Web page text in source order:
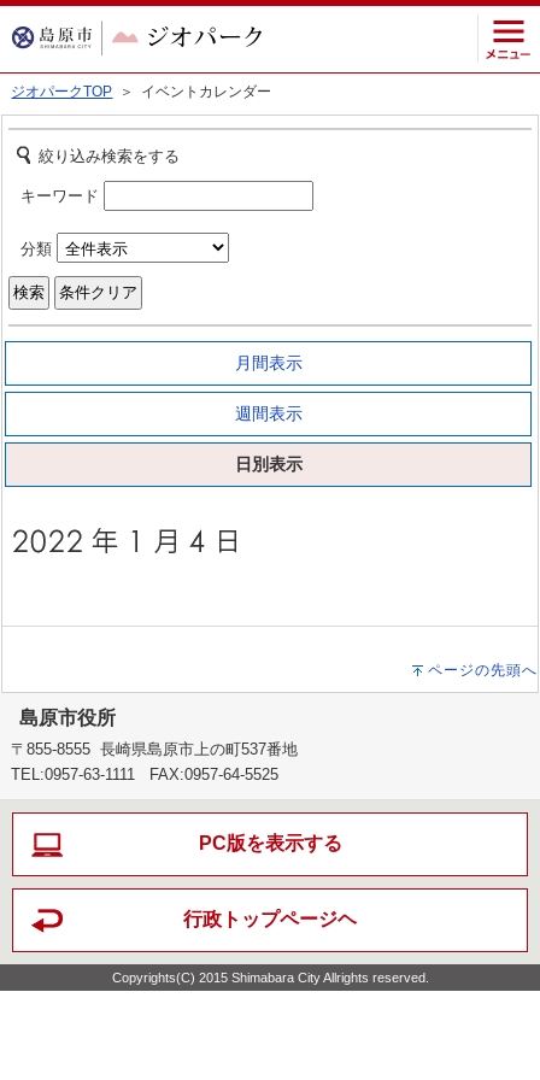
ジオパークTOP ＞ イベントカレンダー
絞り込み検索をする
キーワード
分類
月間表示
週間表示
日別表示
ページの先頭へ
島原市役所
〒855-8555 長崎県島原市上の町537番地
TEL:0957-63-1111 FAX:0957-64-5525
PC版を表示する
行政トップページヘ
Copyrights(C) 2015 Shimabara City Allrights reserved.